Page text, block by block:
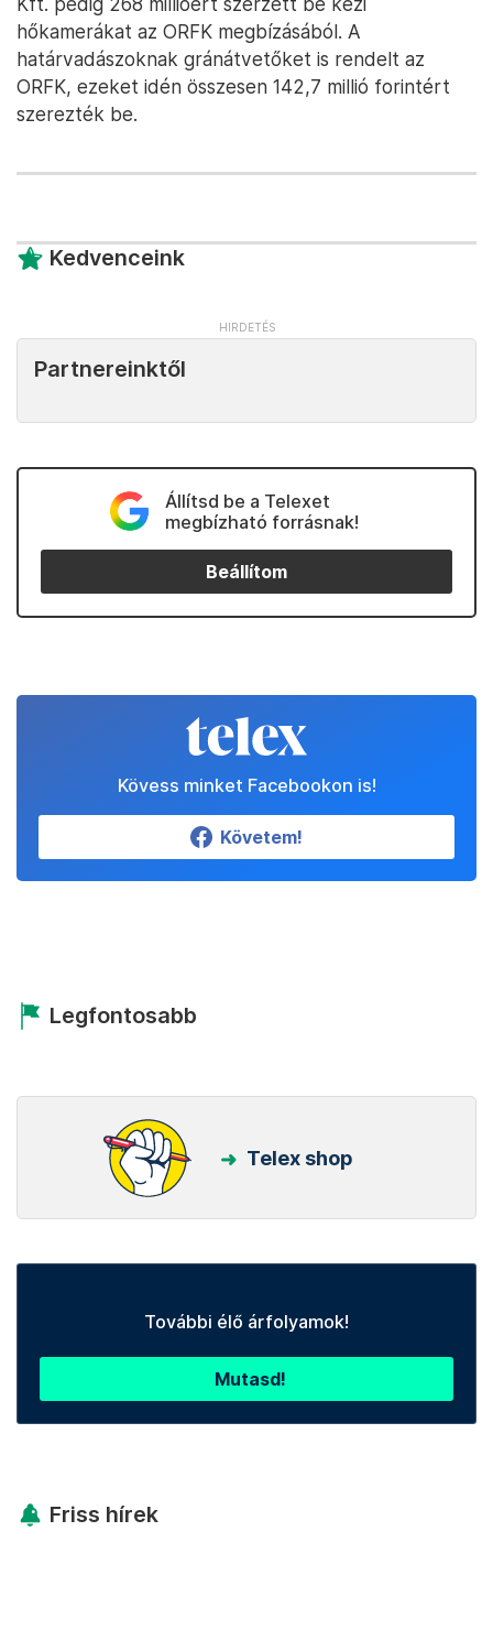
hőkamerákat az ORFK megbízásából. A
határvadászoknak gránátvetőket is rendelt az
ORFK, ezeket idén összesen 142,7 millió forintért
szerezték be.
Kedvenceink
Partnereinktől
Állítsd be a Telexet
megbízható forrásnak!
Beállítom
Kövess minket Facebookon is!
Követem!
Legfontosabb
Telex shop
További élő árfolyamok!
Mutasd!
Friss hírek